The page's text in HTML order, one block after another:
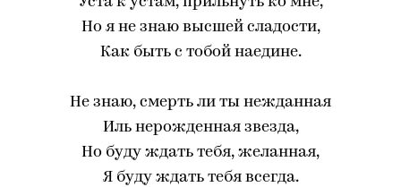
Но я не знаю высшей сладости,
Как быть с тобой наедине.
Не знаю, смерть ли ты нежданная
Иль нерожденная звезда,
Но буду ждать тебя, желанная,
Я буду ждать тебя всегда.